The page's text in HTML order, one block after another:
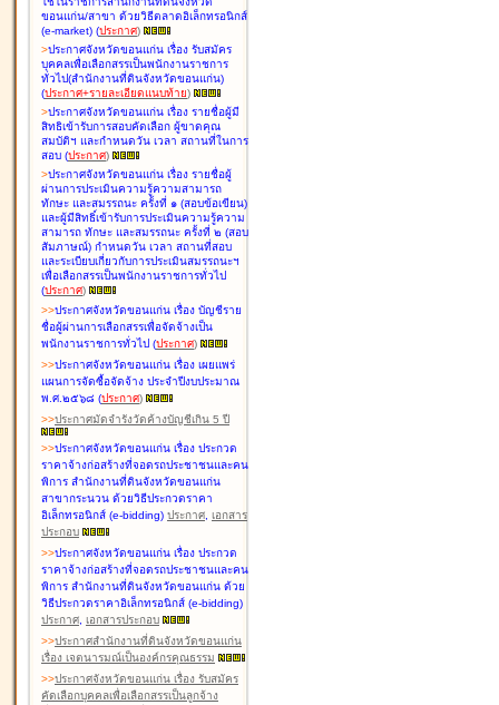
ขอนแก่น/สาขา ด้วยวิธีตลาดอิเล็กทรอนิกส์
(e-market) (ประกาศ)
>ประกาศจังหวัดขอนแก่น เรื่อง รับสมัคร
บุคคลเพื่อเลือกสรรเป็นพนักงานราชการ
ทั่วไป(สำนักงานที่ดินจังหวัดขอนแก่น)
(ประกาศ+รายละเอียดแนบท้าย)
>ประกาศจังหวัดขอนแก่น เรื่อง รายชื่อผู้มี
สิทธิเข้ารับการสอบคัดเลือก ผู้ขาดคุณ
สมบัติฯ และกำหนดวัน เวลา สถานที่ในการ
สอบ (ประกาศ)
>ประกาศจังหวัดขอนแก่น เรื่อง รายชื่อผู้
ผ่านการประเมินความรู้ความสามารถ
ทักษะ และสมรรถนะ ครั้งที่ ๑ (สอบข้อเขียน)
และผู้มีสิทธิ์เข้ารับการประเมินความรู้ความ
สามารถ ทักษะ และสมรรถนะ ครั้งที่ ๒ (สอบ
สัมภาษณ์) กำหนดวัน เวลา สถานที่สอบ
และระเบียบเกี่ยวกับการประเมินสมรรถนะฯ
เพื่อเลือกสรรเป็นพนักงานราชการทั่วไป
(ประกาศ)
>>ประกาศจังหวัดขอนแก่น เรื่อง บัญชีราย
ชื่อผู้ผ่านการเลือกสรรเพื่อจัดจ้างเป็น
พนักงานราชการทั่วไป (ประกาศ)
>>ประกาศจังหวัดขอนแก่น เรื่อง เผยแพร่
แผนการจัดซื้อจัดจ้าง ประจำปีงบประมาณ
พ.ศ.๒๕๖๘ (ประกาศ)
>>ประกาศมัดจำรังวัดค้างบัญชีเกิน 5 ปี
>>ประกาศจังหวัดขอนแก่น เรื่อง ประกวด
ราคาจ้างก่อสร้างที่จอดรถประชาชนและคน
พิการ สำนักงานที่ดินจังหวัดขอนแก่น
สาขากระนวน ด้วยวิธีประกวดราคา
อิเล็กทรอนิกส์ (e-bidding) ประกาศ, เอกสาร
ประกอบ
>>ประกาศจังหวัดขอนแก่น เรื่อง ประกวด
ราคาจ้างก่อสร้างที่จอดรถประชาชนและคน
พิการ สำนักงานที่ดินจังหวัดขอนแก่น ด้วย
วิธีประกวดราคาอิเล็กทรอนิกส์ (e-bidding)
ประกาศ, เอกสารประกอบ
>>ประกาศสำนักงานที่ดินจังหวัดขอนแก่น
เรื่อง เจตนารมณ์เป็นองค์กรคุณธรรม
>>ประกาศจังหวัดขอนแก่น เรื่อง รับสมัคร
คัดเลือกบุคคลเพื่อเลือกสรรเป็นลูกจ้าง